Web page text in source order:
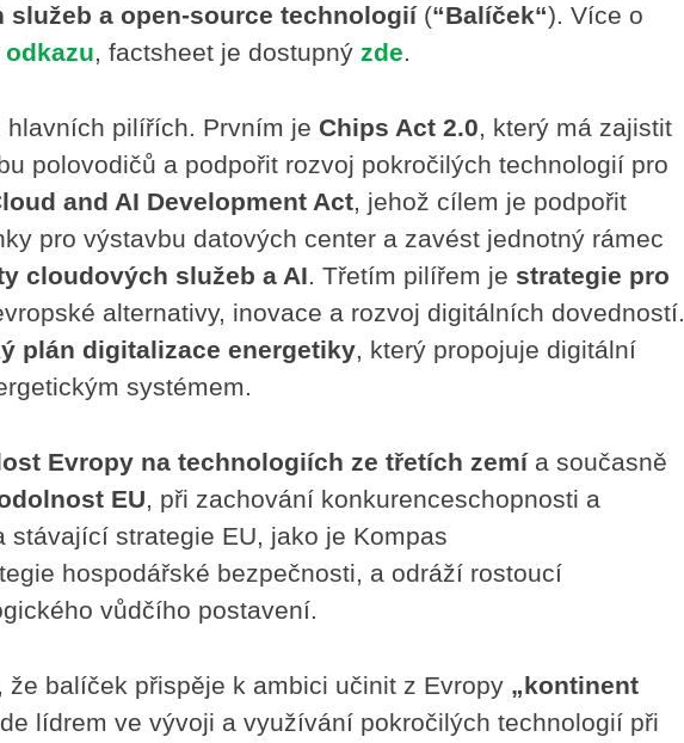
služeb a open-source technologií (“Balíček“). Více o
odkazu, factsheet je dostupný zde.
pilířích. Prvním je Chips Act 2.0, který má zajistit
polovodičů a podpořit rozvoj pokročilých technologií pro
and AI Development Act, jehož cílem je podpořit
pro výstavbu datových center a zavést jednotný rámec
cloudových služeb a AI. Třetím pilířem je strategie pro
alternativy, inovace a rozvoj digitálních dovedností.
plán digitalizace energetiky, který propojuje digitální
systémem.
Evropy na technologiích ze třetích zemía současně
EU, při zachování konkurenceschopnosti a
stávající strategie EU, jako je Kompas
hospodářské bezpečnosti, a odráží rostoucí
vůdčího postavení.
balíček přispěje k ambici učinit z Evropy „kontinent
lídrem ve vývoji a využívání pokročilých technologií při